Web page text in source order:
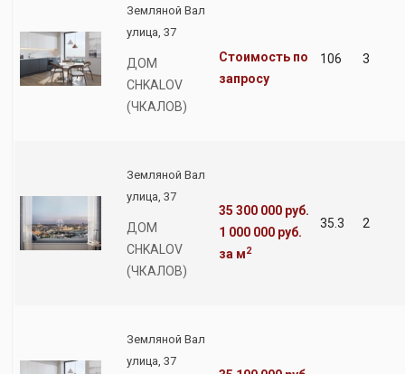
Земляной Вал
улица, 37
ДОМ
CHKALOV
(ЧКАЛОВ)
Стоимость по
запросу
106 3
Земляной Вал
улица, 37
ДОМ
CHKALOV
(ЧКАЛОВ)
35 300 000 руб.
1 000 000 руб.
за м2
35.3 2
Земляной Вал
улица, 37